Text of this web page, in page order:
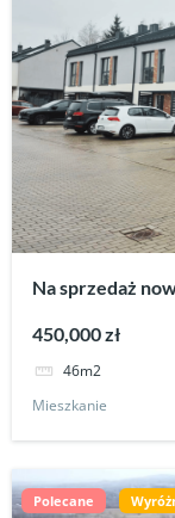
Na sprzedaż
450,000 zł
46m2
Mieszkanie
Polecane